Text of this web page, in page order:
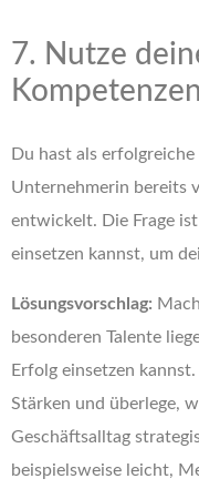
7. Nutze
Du hast als
Unternehmerin bereits
entwickelt. Die Frage
einsetzen kannst, um
Lösungsvorschlag:
besonderen Talente
Erfolg einsetzen
Stärken und überlege,
Geschäftsalltag
beispielsweise leicht,